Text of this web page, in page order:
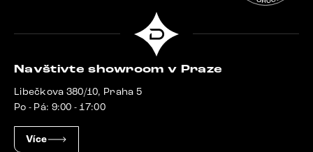
Navštivte showroom v Praze
Libečkova 380/10, Praha 5
Po - Pá: 9:00 - 17:00
Více